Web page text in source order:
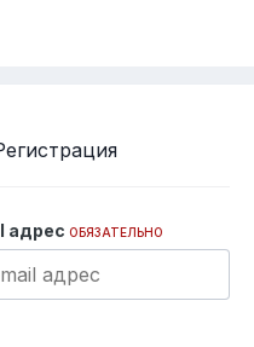
адрес ОБЯЗАТЕЛЬНО